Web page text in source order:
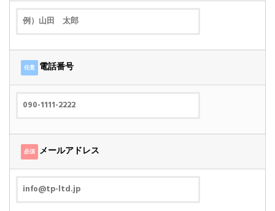
任意 電話番号
必須 メールアドレス